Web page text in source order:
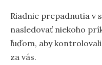
Riadnie prepadnutia v
nasledovať niekoho
ľuďom, aby
za vás.